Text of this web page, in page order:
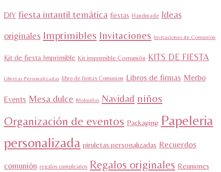
DIY fiesta intantil temática fiestas Handmade Ideas
originales Imprimibles Invitaciones Invitaciones de Comunión
Kit de fiesta Imprimible Kit imprimible Comunión KITS DE FIESTA
Libretas Personalizadas libro de firmas Comunion Libros de firmas Merbo
Events Mesa dulce Molinillos Navidad niños
Organización de eventos Packaging Papeleria
personalizada piruletas personalizadas Recuerdos
comunión regalos cumpleaños Regalos originales Reuniones